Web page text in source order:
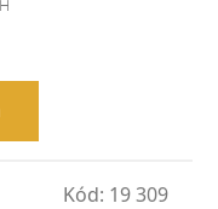
Kód: 19 309